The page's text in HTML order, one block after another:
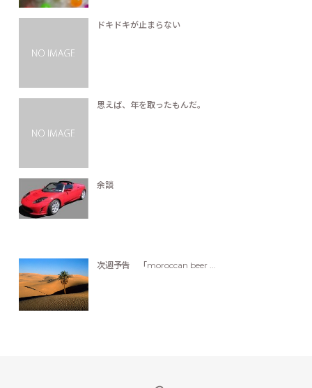
ドキドキが止まらない
思えば、年を取ったもんだ。
余談
次週予告 「moroccan beer ...